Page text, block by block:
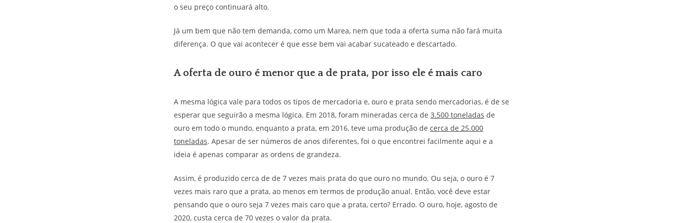
o seu preço continuará alto.
Já um bem que não tem demanda, como um Marea, nem que toda a oferta suma não fará muita
diferença. O que vai acontecer é que esse bem vai acabar sucateado e descartado.
A oferta de ouro é menor que a de prata, por isso ele é mais caro
A mesma lógica vale para todos os tipos de mercadoria e, ouro e prata sendo mercadorias, é de se
esperar que seguirão a mesma lógica. Em 2018, foram mineradas cerca de 3.500 toneladas de
ouro em todo o mundo, enquanto a prata, em 2016, teve uma produção de cerca de 25.000
toneladas. Apesar de ser números de anos diferentes, foi o que encontrei facilmente aqui e a
ideia é apenas comparar as ordens de grandeza.
Assim, é produzido cerca de de 7 vezes mais prata do que ouro no mundo. Ou seja, o ouro é 7
vezes mais raro que a prata, ao menos em termos de produção anual. Então, você deve estar
pensando que o ouro seja 7 vezes mais caro que a prata, certo? Errado. O ouro, hoje, agosto de
2020, custa cerca de 70 vezes o valor da prata.